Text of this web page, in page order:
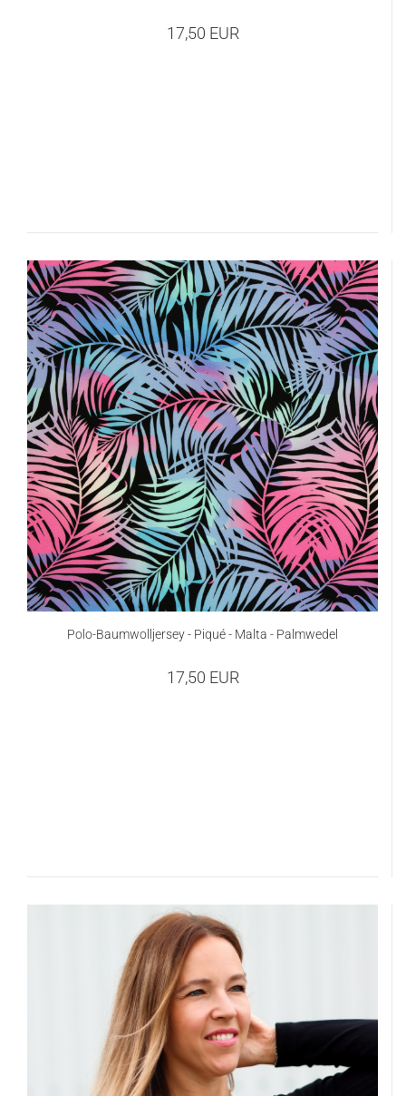
17,50 EUR
Polo-Baumwolljersey - Piqué - Malta - Palmwedel
17,50 EUR